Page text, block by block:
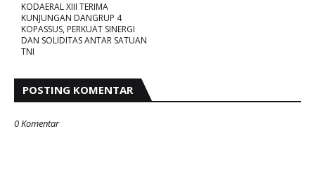
KODAERAL XIII TERIMA
KUNJUNGAN DANGRUP 4
KOPASSUS, PERKUAT SINERGI
DAN SOLIDITAS ANTAR SATUAN
TNI
POSTING KOMENTAR
0 Komentar